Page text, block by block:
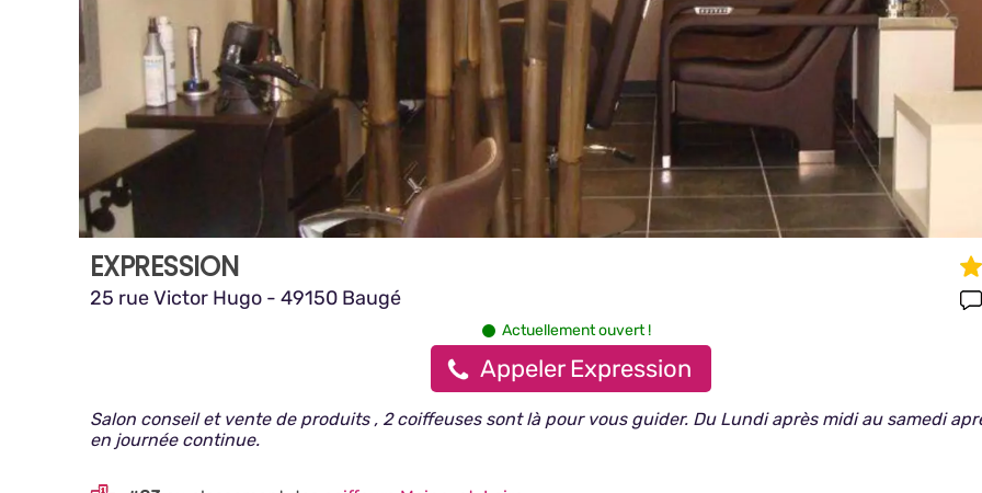
EXPRESSION
25 rue Victor Hugo - 49150 Baugé
Actuellement ouvert !
Appeler Expression
Salon conseil et vente de produits , 2 coiffeuses sont là pour vous guider. Du Lundi après midi au samedi
en journée continue.